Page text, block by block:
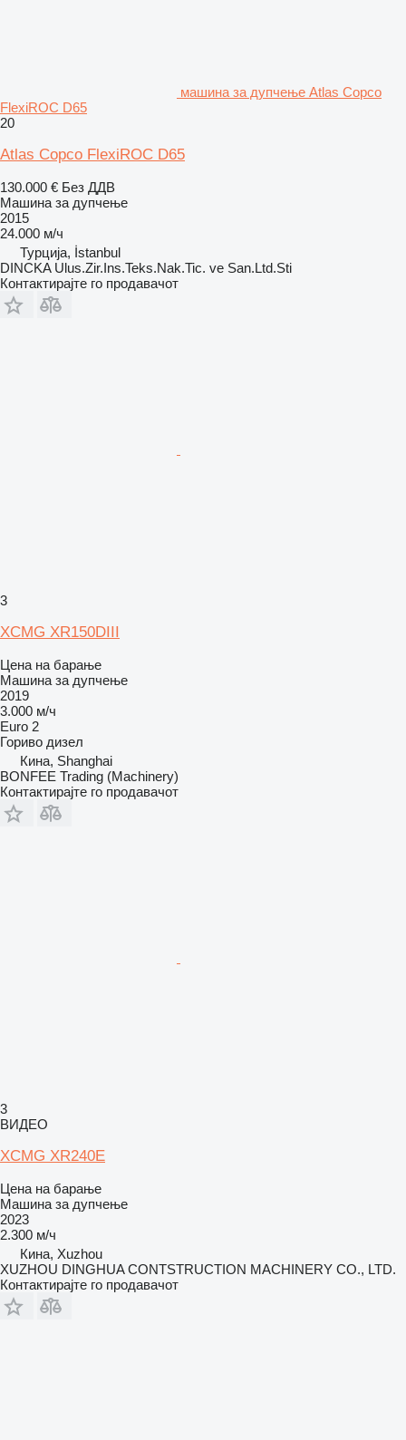
машина за дупчење Atlas Copco
FlexiROC D65
20
Atlas Copco FlexiROC D65
130.000 € Без ДДВ
Машина за дупчење
2015
24.000 м/ч
Турција, İstanbul
DINCKA Ulus.Zir.Ins.Teks.Nak.Tic. ve San.Ltd.Sti
Контактирајте го продавачот
3
XCMG XR150DIII
Цена на барање
Машина за дупчење
2019
3.000 м/ч
Euro 2
Гориво дизел
Кина, Shanghai
BONFEE Trading (Machinery)
Контактирајте го продавачот
3
ВИДЕО
XCMG XR240E
Цена на барање
Машина за дупчење
2023
2.300 м/ч
Кина, Xuzhou
XUZHOU DINGHUA CONTSTRUCTION MACHINERY CO., LTD.
Контактирајте го продавачот